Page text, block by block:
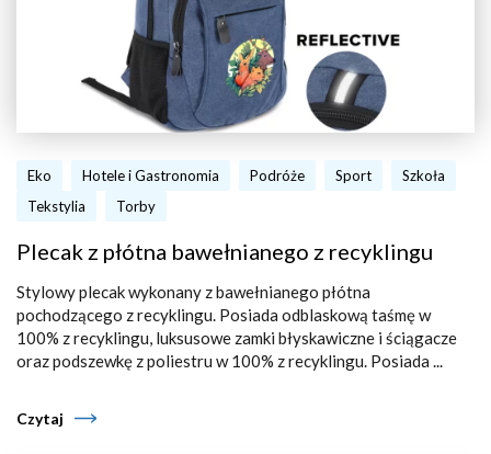
Eko Hotele i Gastronomia Podróże Sport
Szkoła
Tekstylia
Torby
Plecak z płótna bawełnianego z recyklingu
Stylowy plecak wykonany z bawełnianego płótna
pochodzącego z recyklingu. Posiada odblaskową taśmę w
100% z recyklingu, luksusowe zamki błyskawiczne i ściągacze
oraz podszewkę z poliestru w 100% z recyklingu. Posiada ...
Czytaj